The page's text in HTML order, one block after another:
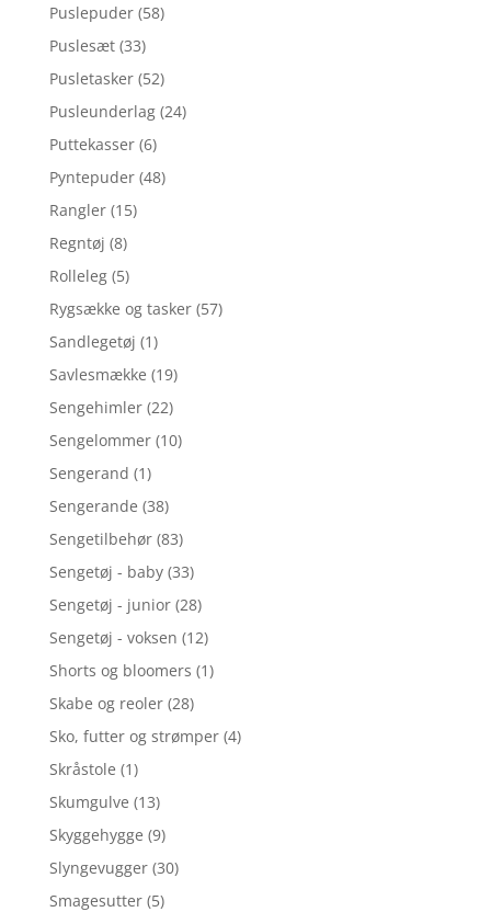
Puslepuder (58)
Puslesæt (33)
Pusletasker (52)
Pusleunderlag (24)
Puttekasser (6)
Pyntepuder (48)
Rangler (15)
Regntøj (8)
Rolleleg (5)
Rygsække og tasker (57)
Sandlegetøj (1)
Savlesmække (19)
Sengehimler (22)
Sengelommer (10)
Sengerand (1)
Sengerande (38)
Sengetilbehør (83)
Sengetøj - baby (33)
Sengetøj - junior (28)
Sengetøj - voksen (12)
Shorts og bloomers (1)
Skabe og reoler (28)
Sko, futter og strømper (4)
Skråstole (1)
Skumgulve (13)
Skyggehygge (9)
Slyngevugger (30)
Smagesutter (5)